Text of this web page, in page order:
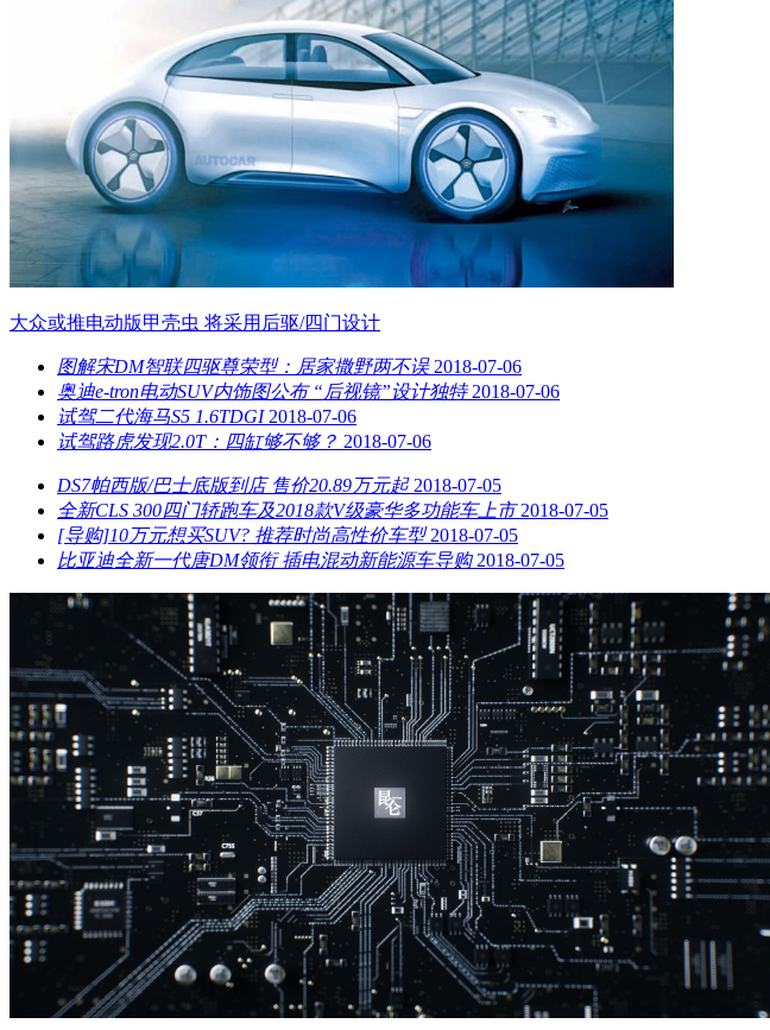
大众或推电动版甲壳虫 将采用后驱/四门设计
图解宋DM智联四驱尊荣型：居家撒野两不误 2018-07-06
奥迪e-tron电动SUV内饰图公布 “后视镜”设计独特 2018-07-06
试驾二代海马S5 1.6TDGI 2018-07-06
试驾路虎发现2.0T：四缸够不够？ 2018-07-06
DS7帕西版/巴士底版到店 售价20.89万元起 2018-07-05
全新CLS 300四门轿跑车及2018款V级豪华多功能车上市 2018-07-05
[导购]10万元想买SUV? 推荐时尚高性价车型 2018-07-05
比亚迪全新一代唐DM领衔 插电混动新能源车导购 2018-07-05